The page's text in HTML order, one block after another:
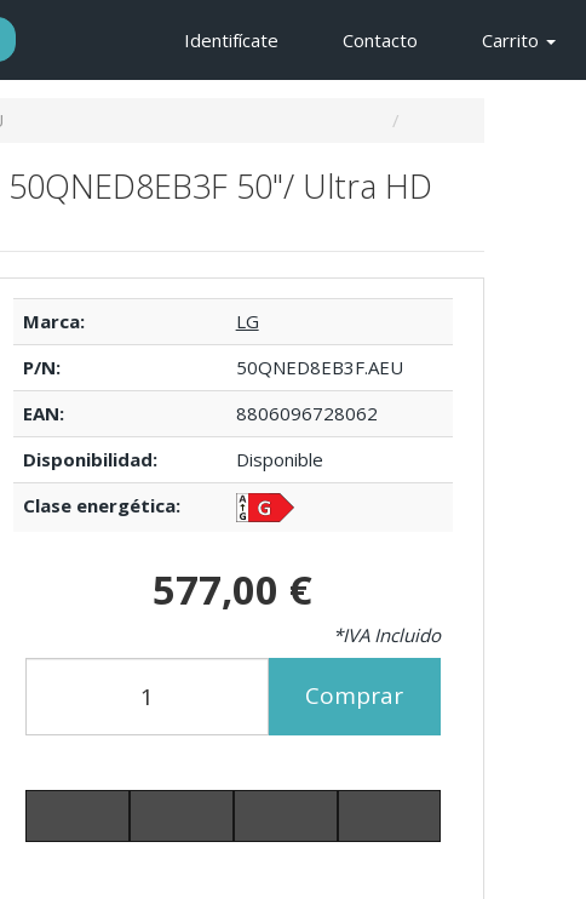
Identifícate Contacto Carrito
50"/ Ultra HD
Marca:
LG
P/N:
50QNED8EB3F.AEU
EAN:
8806096728062
Disponibilidad:
Disponible
Clase energética:
577,00 €
*IVA Incluido
Comprar